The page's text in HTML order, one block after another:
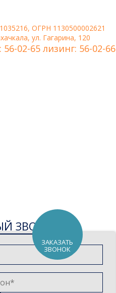
ОГРН 1130500002621
ул. Гагарина, 120
02-65 лизинг: 56-02-66
ЗАКАЗАТЬ
ЗВОНОК
ЗВОНОК